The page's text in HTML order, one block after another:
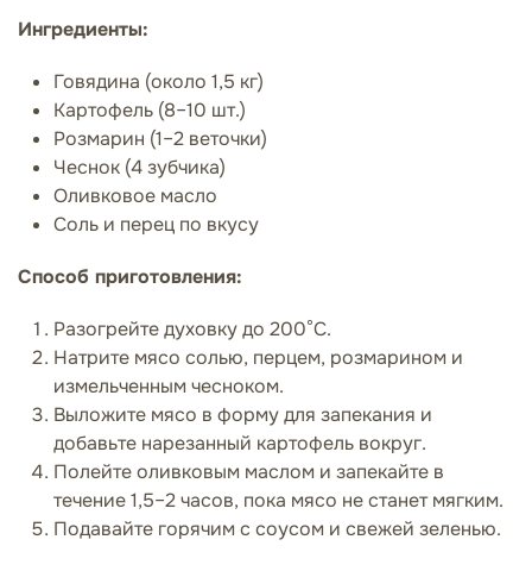
Ингредиенты:
Говядина (около 1,5 кг)
Картофель (8–10 шт.)
Розмарин (1–2 веточки)
Чеснок (4 зубчика)
Оливковое масло
Соль и перец по вкусу
Способ приготовления:
Разогрейте духовку до 200°C.
Натрите мясо солью, перцем, розмарином и
измельченным чесноком.
Выложите мясо в форму для запекания и
добавьте нарезанный картофель вокруг.
Полейте оливковым маслом и запекайте в
течение 1,5–2 часов, пока мясо не станет мягким.
Подавайте горячим с соусом и свежей зеленью.